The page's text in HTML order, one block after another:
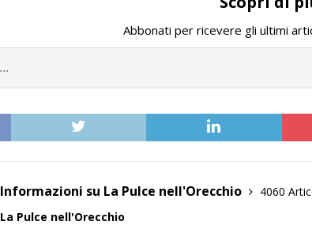
Abbonati per ricevere gli ultimi
Informazioni su La Pulce nell'Orecchio
4060
La Pulce nell'Orecchio